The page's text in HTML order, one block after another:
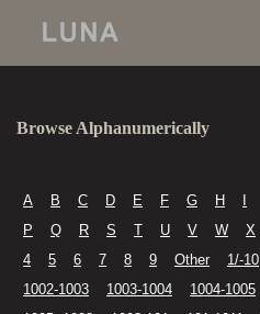
Browse Alphanumerically
A B C D E F G H
P
Q R S T U V W X
4
5 6 7 8 9 Other 1/-10
1002-1003
1003-1004 1004-1005